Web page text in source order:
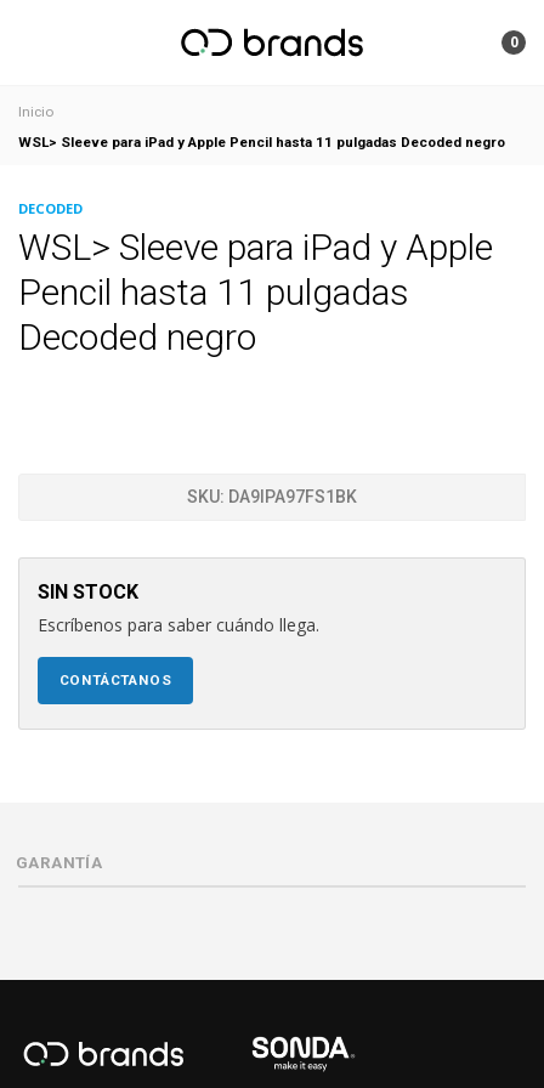
0
Inicio
WSL> Sleeve para iPad y Apple Pencil hasta 11 pulgadas Decoded negro
DECODED
WSL> Sleeve para iPad y Apple
Pencil hasta 11 pulgadas
Decoded negro
SKU: DA9IPA97FS1BK
SIN STOCK
Escríbenos para saber cuándo llega.
CONTÁCTANOS
GARANTÍA